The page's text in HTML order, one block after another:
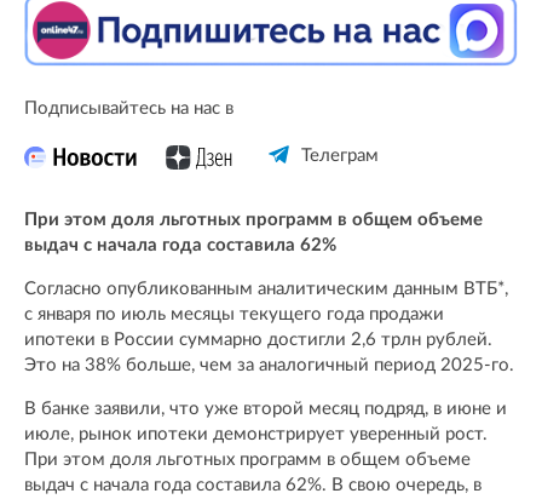
Подписывайтесь на нас в
Телеграм
При этом доля льготных программ в общем объеме
выдач с начала года составила 62%
Согласно опубликованным аналитическим данным ВТБ*,
с января по июль месяцы текущего года продажи
ипотеки в России суммарно достигли 2,6 трлн рублей.
Это на 38% больше, чем за аналогичный период 2025-го.
В банке заявили, что уже второй месяц подряд, в июне и
июле, рынок ипотеки демонстрирует уверенный рост.
При этом доля льготных программ в общем объеме
выдач с начала года составила 62%. В свою очередь, в